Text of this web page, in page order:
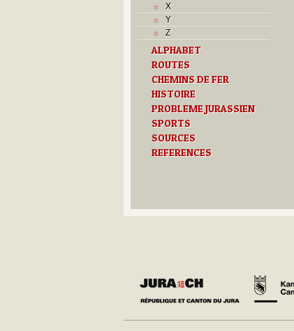
X
Y
Z
ALPHABET
ROUTES
CHEMINS DE FER
HISTOIRE
PROBLEME JURASSIEN
SPORTS
SOURCES
REFERENCES